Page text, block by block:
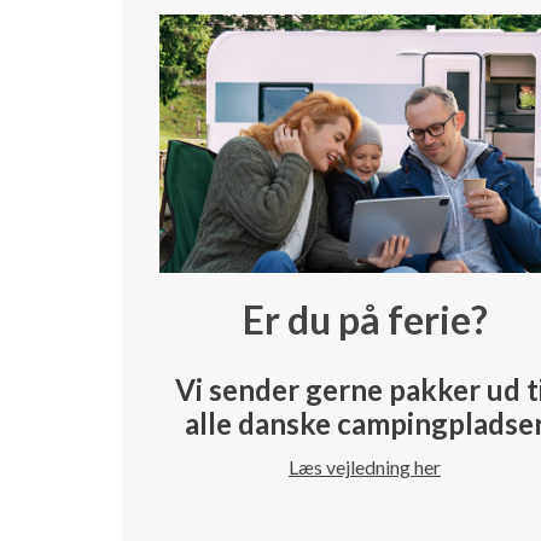
Er du på ferie?
Vi sender gerne pakker ud
alle danske
Læs vejledning her